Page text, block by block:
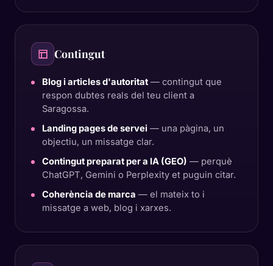
Contingut
Blog i articles d'autoritat — contingut que
respon dubtes reals del teu client a
Saragossa.
Landing pages de servei — una pàgina, un
objectiu, un missatge clar.
Contingut preparat per a IA (GEO) — perquè
ChatGPT, Gemini o Perplexity et puguin citar.
Coherència de marca — el mateix to i
missatge a web, blog i xarxes.